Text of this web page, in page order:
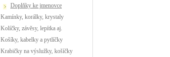
doplňky ke jmenovce
Kamínky, korálky, krystaly
Kolíčky, závěsy, lepítka aj.
Košíky, kabelky a pytlíčky
Krabičky na výslužky, košíčky